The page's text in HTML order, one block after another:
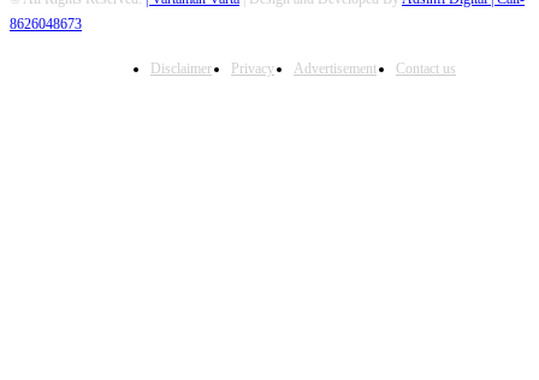
8626048673
Disclaimer Privacy Advertisement Contact us